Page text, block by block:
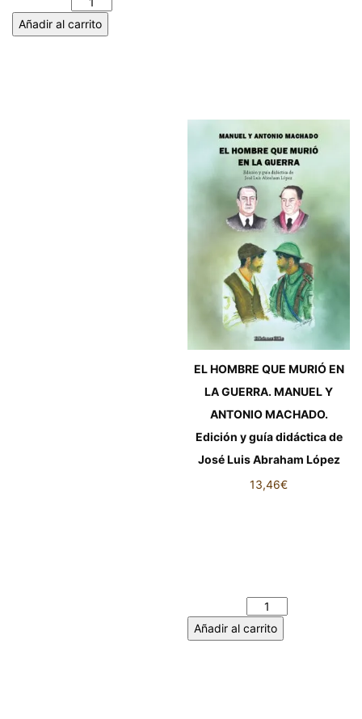
Añadir al carrito
EL HOMBRE QUE MURIÓ EN
LA GUERRA. MANUEL Y
ANTONIO MACHADO.
Edición y guía didáctica de
José Luis Abraham López
13,46€
Añadir al carrito